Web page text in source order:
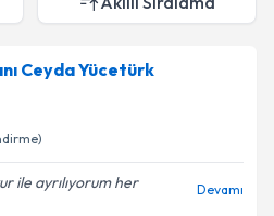
Ceyda Yücetürk
ile ayrılıyorum her
Devamı